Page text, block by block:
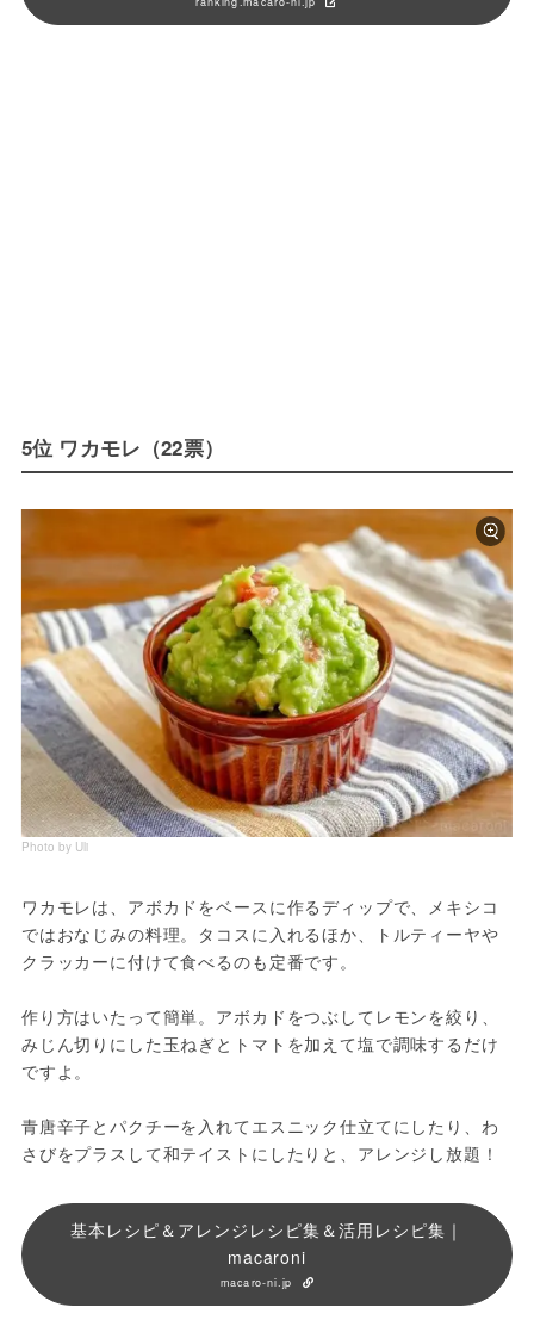
5位 ワカモレ（22票）
Photo by Uli
ワカモレは、アボカドをベースに作るディップで、メキシコ
ではおなじみの料理。タコスに入れるほか、トルティーヤや
クラッカーに付けて食べるのも定番です。
作り方はいたって簡単。アボカドをつぶしてレモンを絞り、
みじん切りにした玉ねぎとトマトを加えて塩で調味するだけ
ですよ。
青唐辛子とパクチーを入れてエスニック仕立てにしたり、わ
さびをプラスして和テイストにしたりと、アレンジし放題！
基本レシピ＆アレンジレシピ集＆活用レシピ集｜
macaroni
macaro-ni.jp